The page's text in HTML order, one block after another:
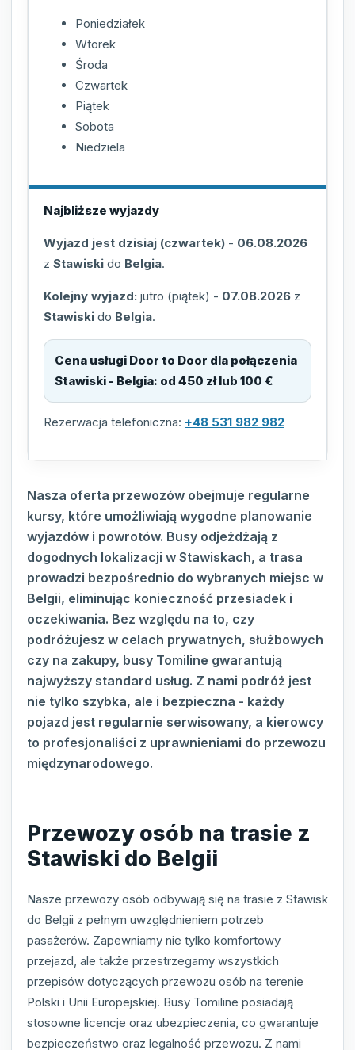
Poniedziałek
Wtorek
Środa
Czwartek
Piątek
Sobota
Niedziela
Najbliższe wyjazdy
Wyjazd jest dzisiaj (czwartek) - 06.08.2026
z Stawiski do Belgia.
Kolejny wyjazd: jutro (piątek) - 07.08.2026 z
Stawiski do Belgia.
Cena usługi Door to Door dla połączenia
Stawiski - Belgia: od 450 zł lub 100 €
Rezerwacja telefoniczna: +48 531 982 982
Nasza oferta przewozów obejmuje regularne
kursy, które umożliwiają wygodne planowanie
wyjazdów i powrotów. Busy odjeżdżają z
dogodnych lokalizacji w Stawiskach, a trasa
prowadzi bezpośrednio do wybranych miejsc w
Belgii, eliminując konieczność przesiadek i
oczekiwania. Bez względu na to, czy
podróżujesz w celach prywatnych, służbowych
czy na zakupy, busy Tomiline gwarantują
najwyższy standard usług. Z nami podróż jest
nie tylko szybka, ale i bezpieczna - każdy
pojazd jest regularnie serwisowany, a kierowcy
to profesjonaliści z uprawnieniami do przewozu
międzynarodowego.
Przewozy osób na trasie z
Stawiski do Belgii
Nasze przewozy osób odbywają się na trasie z Stawisk
do Belgii z pełnym uwzględnieniem potrzeb
pasażerów. Zapewniamy nie tylko komfortowy
przejazd, ale także przestrzegamy wszystkich
przepisów dotyczących przewozu osób na terenie
Polski i Unii Europejskiej. Busy Tomiline posiadają
stosowne licencje oraz ubezpieczenia, co gwarantuje
bezpieczeństwo oraz legalność przewozu. Z nami